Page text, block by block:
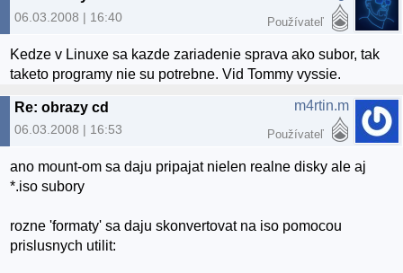
06.03.2008 | 16:40 Používateľ
Kedze v Linuxe sa kazde zariadenie sprava ako subor, tak
taketo programy nie su potrebne. Vid Tommy vyssie.
Re: obrazy cd
06.03.2008 | 16:53
m4rtin.m
Používateľ
ano mount-om sa daju pripajat nielen realne disky ale aj
*.iso subory
rozne 'formaty' sa daju skonvertovat na iso pomocou
prislusnych utilit: